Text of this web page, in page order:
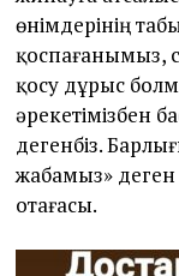
өнімдерінің
қоспағанымыз,
қосу дұрыс
әрекетімізбен
дегенбіз.
жабамыз»
отағасы.